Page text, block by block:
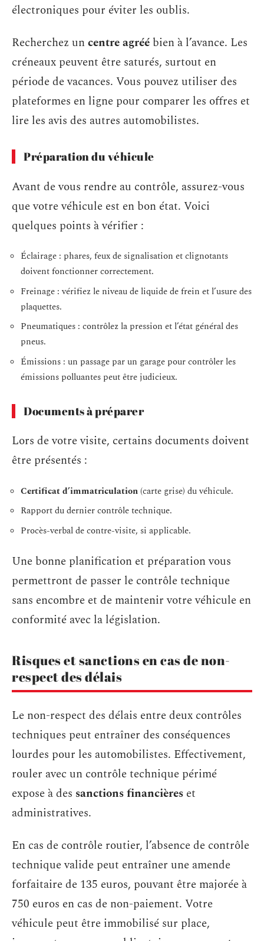
électroniques pour éviter les oublis.
Recherchez uncentre agréé bien à l’avance. Les
créneaux peuvent être saturés, surtout en
période de vacances. Vous pouvez utiliser des
plateformes en ligne pour comparer les offres et
lire les avis des autres automobilistes.
Préparation du véhicule
Avant de vous rendre au contrôle, assurez-vous
que votre véhicule est en bon état. Voici
quelques points à vérifier :
Éclairage : phares, feux de signalisation et clignotants
doivent fonctionner correctement.
Freinage : vérifiez le niveau de liquide de frein et l’usure des
plaquettes.
Pneumatiques : contrôlez la pression et l’état général des
pneus.
Émissions : un passage par un garage pour contrôler les
émissions polluantes peut être judicieux.
Documents à préparer
Lors de votre visite, certains documents doivent
être présentés :
Certificat d’immatriculation(carte grise) du véhicule.
Rapport du dernier contrôle technique.
Procès-verbal de contre-visite, si applicable.
Une bonne planification et préparation vous
permettront de passer le contrôle technique
sans encombre et de maintenir votre véhicule en
conformité avec la législation.
Risques et sanctions en cas de non-
respect des délais
Le non-respect des délais entre deux contrôles
techniques peut entraîner des conséquences
lourdes pour les automobilistes. Effectivement,
rouler avec un contrôle technique périmé
expose à des sanctions financières et
administratives.
En cas de contrôle routier, l’absence de contrôle
technique valide peut entraîner une amende
forfaitaire de 135 euros, pouvant être majorée à
750 euros en cas de non-paiement. Votre
véhicule peut être immobilisé sur place,